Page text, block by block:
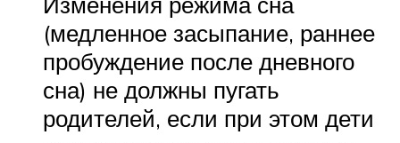
(медленное засыпание, раннее
пробуждение после дневного
сна) не должны пугать
родителей, если при этом дети